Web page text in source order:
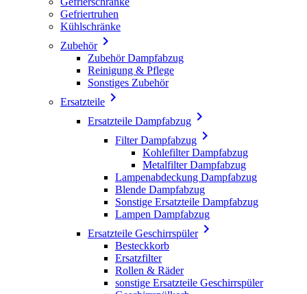
Gefriertruhen
Kühlschränke
Zubehör
Zubehör Dampfabzug
Reinigung & Pflege
Sonstiges Zubehör
Ersatzteile 
Ersatzteile Dampfabzug 
Filter Dampfabzug 
Kohlefilter Dampfabzug
Metalfilter Dampfabzug
Lampenabdeckung Dampfabzug
Blende Dampfabzug
Sonstige Ersatzteile Dampfabzug
Lampen Dampfabzug
Ersatzteile Geschirrspüler
Besteckkorb
Ersatzfilter
Rollen & Räder
sonstige Ersatzteile Geschirrspüler